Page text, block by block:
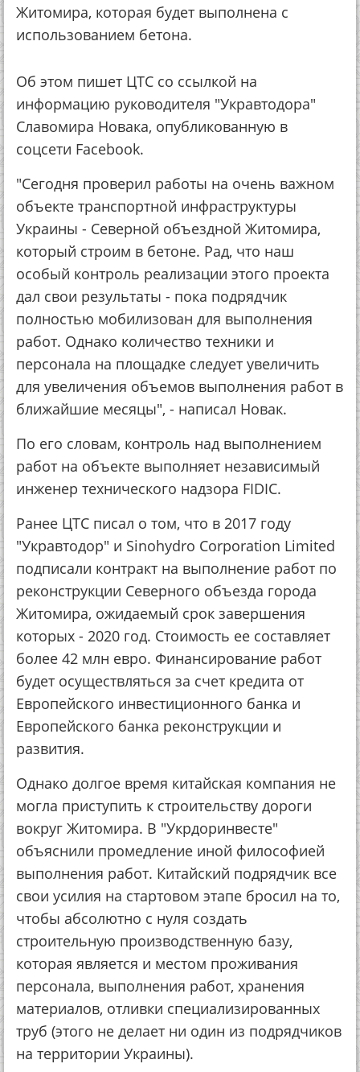
Житомира, которая будет выполнена с
использованием бетона.
Об этом пишет ЦТС со ссылкой на
информацию руководителя "Укравтодора"
Славомира Новака, опубликованную в
соцсети Facebook.
"Сегодня проверил работы на очень важном
объекте транспортной инфраструктуры
Украины - Северной объездной Житомира,
который строим в бетоне. Рад, что наш
особый контроль реализации этого проекта
дал свои результаты - пока подрядчик
полностью мобилизован для выполнения
работ. Однако количество техники и
персонала на площадке следует увеличить
для увеличения объемов выполнения работ в
ближайшие месяцы", - написал Новак.
По его словам, контроль над выполнением
работ на объекте выполняет независимый
инженер технического надзора FIDIC.
Ранее ЦТС писал о том, что в 2017 году
"Укравтодор" и Sinohydro Corporation Limited
подписали контракт на выполнение работ по
реконструкции Северного объезда города
Житомира, ожидаемый срок завершения
которых - 2020 год. Стоимость ее составляет
более 42 млн евро. Финансирование работ
будет осуществляться за счет кредита от
Европейского инвестиционного банка и
Европейского банка реконструкции и
развития.
Однако долгое время китайская компания не
могла приступить к строительству дороги
вокруг Житомира. В "Укрдоринвесте"
объяснили промедление иной философией
выполнения работ. Китайский подрядчик все
свои усилия на стартовом этапе бросил на то,
чтобы абсолютно с нуля создать
строительную производственную базу,
которая является и местом проживания
персонала, выполнения работ, хранения
материалов, отливки специализированных
труб (этого не делает ни один из подрядчиков
на территории Украины).